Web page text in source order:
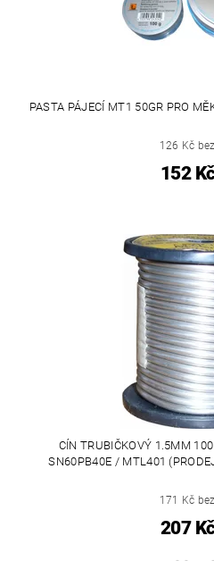
PASTA PÁJECÍ MT1 50GR PRO
126 Kč
152
CÍN TRUBIČKOVÝ 1.5MM
SN60PB40E / MTL401
171 Kč
207